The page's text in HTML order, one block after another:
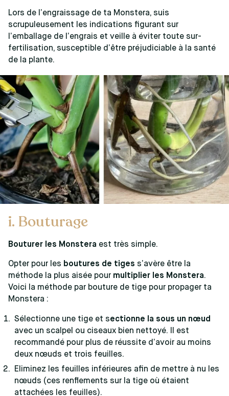
Lors de l’engraissage de ta Monstera, suis
scrupuleusement les indications figurant sur
l’emballage de l’engrais et veille à éviter toute sur-
fertilisation, susceptible d’être préjudiciable à la santé
de la plante.
i. Bouturage
Bouturer les Monstera est très simple.
Opter pour les boutures de tiges s’avère être la
méthode la plus aisée pour multiplier les Monstera.
Voici la méthode par bouture de tige pour propager ta
Monstera :
Sélectionne une tige et sectionne la sous un nœud
avec un scalpel ou ciseaux bien nettoyé. Il est
recommandé pour plus de réussite d’avoir au moins
deux nœuds et trois feuilles.
Eliminez les feuilles inférieures afin de mettre à nu les
nœuds (ces renflements sur la tige où étaient
attachées les feuilles).